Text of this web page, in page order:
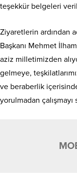
teşekkür belgeleri
Ziyaretlerin ardından
Başkanı Mehmet
aziz milletimizden
gelmeye,
ve beraberlik
yorulmadan